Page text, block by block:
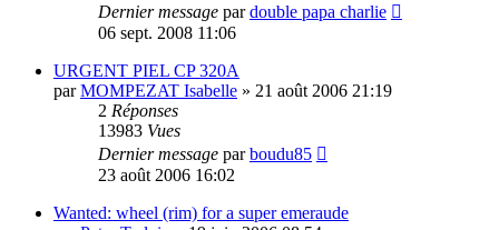
Dernier message pardouble papa charlie
06 sept. 2008 11:06
URGENT PIEL CP 320A
parMOMPEZAT Isabelle » 21 août 2006 21:19
2 Réponses
13983 Vues
Dernier message parboudu85
23 août 2006 16:02
Wanted: wheel (rim) for a super emeraude